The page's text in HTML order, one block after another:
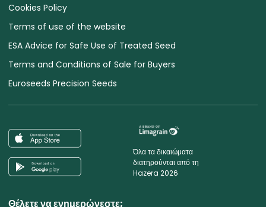
Cookies Policy
Terms of use of the website
ESA Advice for Safe Use of Treated Seed
Terms and Conditions of Sale for Buyers
Euroseeds Precision Seeds
Όλα τα δικαιώματα
διατηρούνται από τη
Hazera 2026
Θέλετε να ενημερώνεστε;